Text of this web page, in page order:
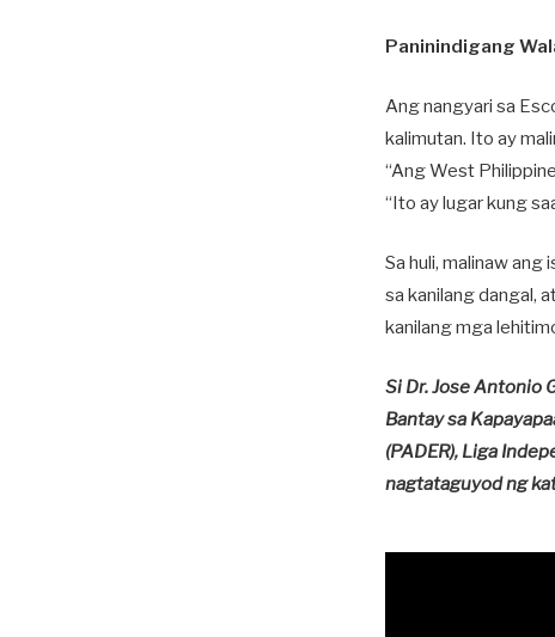
Paninindigang
Ang nangyari sa
kalimutan. Ito ay
“Ang West
“Ito ay lugar kung
Sa huli, malinaw
sa kanilang dangal,
kanilang mga
Si Dr. Jose Antonio
Bantay sa
(PADER), Liga
nagtataguyod ng